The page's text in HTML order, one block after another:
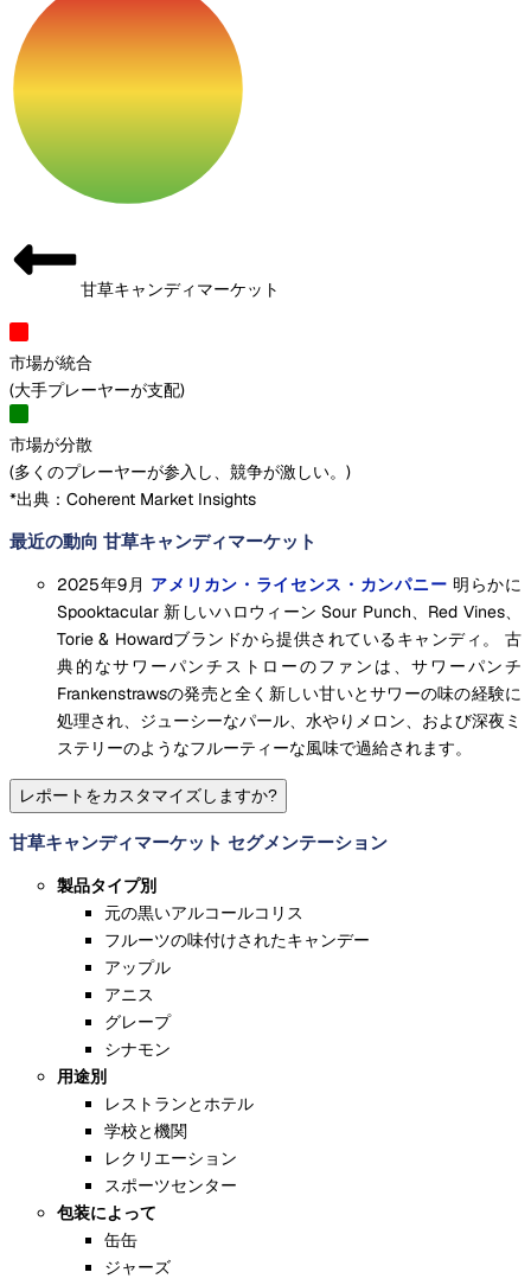
甘草キャンディマーケット
市場が統合
(大手プレーヤーが支配)
市場が分散
(多くのプレーヤーが参入し、競争が激しい。 )
*出典：Coherent Market Insights
最近の動向 甘草キャンディマーケット
2025年9月 アメリカン・ライセンス・カンパニー 明らかに
Spooktacular 新しいハロウィーン Sour Punch、Red Vines、
Torie & Howardブランドから提供されているキャンディ。 古
典的なサワーパンチストローのファンは、サワーパンチ
Frankenstrawsの発売と全く新しい甘いとサワーの味の経験に
処理され、ジューシーなパール、水やりメロン、および深夜ミ
ステリーのようなフルーティーな風味で過給されます。
レポートをカスタマイズしますか?
甘草キャンディマーケット セグメンテーション
製品タイプ別
元の黒いアルコールコリス
フルーツの味付けされたキャンデー
アップル
アニス
グレープ
シナモン
用途別
レストランとホテル
学校と機関
レクリエーション
スポーツセンター
包装によって
缶缶
ジャーズ